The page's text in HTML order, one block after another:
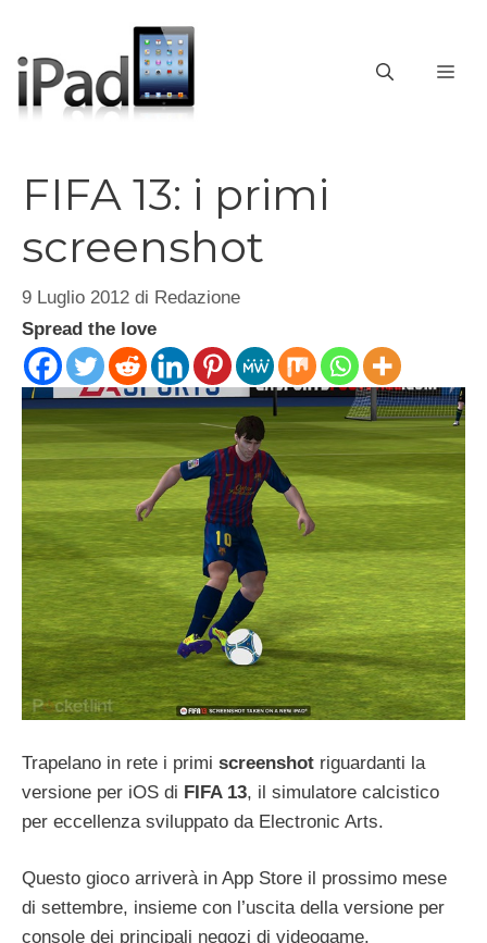
contenuto
FIFA 13: i primi
screenshot
9 Luglio 2012 di Redazione
Spread the love
Trapelano in rete i primi screenshot riguardanti la
versione per iOS di FIFA 13, il simulatore calcistico
per eccellenza sviluppato da Electronic Arts.
Questo gioco arriverà in App Store il prossimo mese
di settembre, insieme con l’uscita della versione per
console dei principali negozi di videogame.